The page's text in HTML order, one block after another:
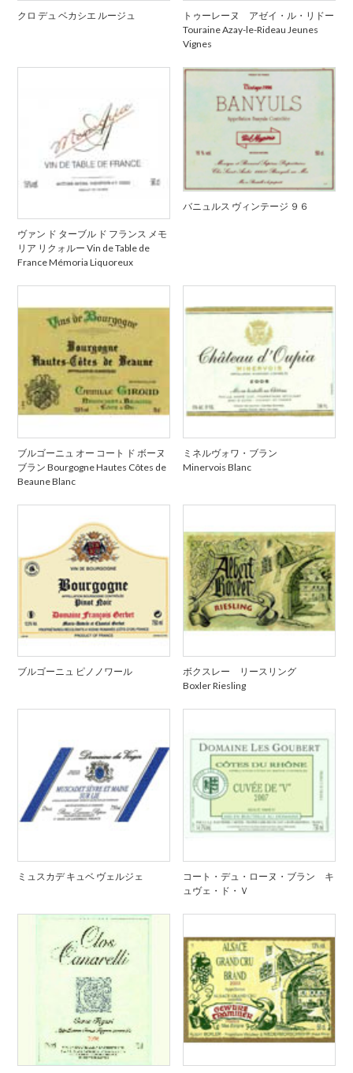
クロ デュ ベカシエ ルージュ
トゥーレーヌ アゼイ・ル・リドー
Touraine Azay-le-Rideau Jeunes
Vignes
ヴァン ド ターブル ド フランス メモ
リア リクォルー Vin de Table de
France Mémoria Liquoreux
バニュルス ヴィンテージ ９６
ブルゴーニュ オー コート ド ボーヌ
ブラン Bourgogne Hautes Côtes de
Beaune Blanc
ミネルヴォワ・ブラン
Minervois Blanc
ブルゴーニュ ピノノワール
ボクスレー リースリング
Boxler Riesling
ミュスカデ キュベ ヴェルジェ
コート・デュ・ローヌ・ブラン キ
ュヴェ・ド・Ｖ